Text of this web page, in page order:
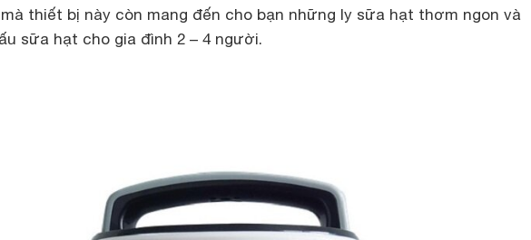
thiết bị này còn mang đến cho bạn những ly sữa hạt thơm ngon và
sữa hạt cho gia đình 2 – 4 người.